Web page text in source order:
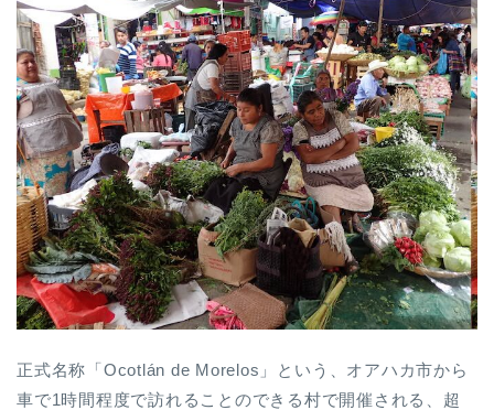
正式名称「Ocotlán de Morelos」という、オアハカ市から
車で1時間程度で訪れることのできる村で開催される、超